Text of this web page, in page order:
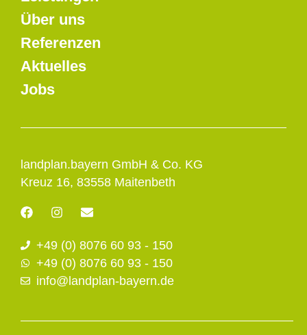
landplan.bayern GmbH & Co. KG
Kreuz 16, 83558 Maitenbeth
F
a
e
b
o
o
I
n
t
a
g
r
E
e
l
o
p
+49 (0) 8076 60 93 - 150
+49 (0) 8076 60 93 - 150
info@landplan-bayern.de
Über uns
Referenzen
Aktuelles
Jobs